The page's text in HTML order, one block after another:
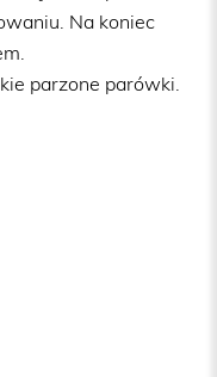
Na koniec
parzone parówki.